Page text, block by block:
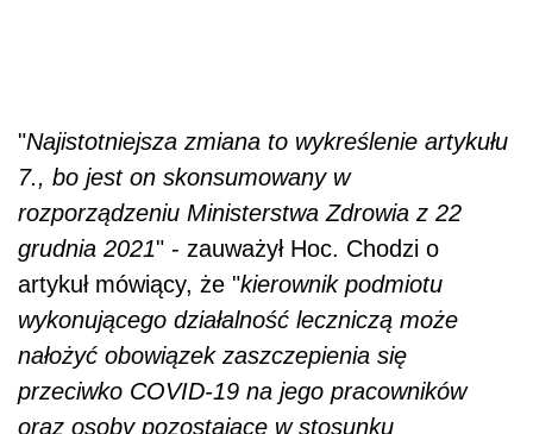
"Najistotniejsza zmiana to wykreślenie artykułu
7., bo jest on skonsumowany w
rozporządzeniu Ministerstwa Zdrowia z 22
grudnia 2021" - zauważył Hoc. Chodzi o
artykuł mówiący, że "kierownik podmiotu
wykonującego działalność leczniczą może
nałożyć obowiązek zaszczepienia się
przeciwko COVID-19 na jego pracowników
oraz osoby pozostające w stosunku